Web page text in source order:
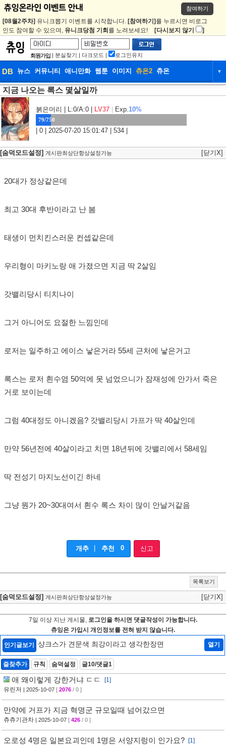
참여하기
[08월2주차] 유니크뽑기 이벤트를 시작합니다. [참여하기] 를 누르시면 비로그
인도 참여할 수 있으며, 유니크당첨 기회 를 노려보세요! [다시보지 않기 ]
회원가입 | 분실찾기 | 다크모드 | 로그인유지
DB 뉴스 커뮤니티 애니만화 웹툰 이미지 츄온2 츄온 ▼
DB 뉴스
웹툰 이미지 츄온2
지금 나오는 록스 몇살일까
붉은머리 | L:0/A:0 | LV37 Exp.10%
79/750
| 0 | 2025-07-20 15:01:47 | 534 |
[숨덕모드설정] 게시판최상단항상설정가능 [닫기X]
20대가 정상같은데
최고 30대 후반이라고 난 봄
태생이 먼치킨스러운 컨셉같은데
우리형이 마키노랑 애 가졌으면 지금 딱 2살임
갓밸리당시 티치나이
그거 아니어도 요절한 느낌인데
로저는 일주하고 에이스 낳은거라 55세 근처에 낳은거고
록스는 로저 흰수염 50억에 못 넘었으니가 잠재성에 안가서 죽은
거로 보이는데
그럼 40대정도 아니겠음? 갓밸리당시 가프가 딱 40살인데
만약 56년전에 40살이라고 치면 18년뒤에 갓밸리에서 58세임
딱 전성기 마지노선이긴 하네
그냥 뭔가 20~30대여서 흰수 록스 차이 많이 안날거같음
개추 추천 0 신고
목록보기
[숨덕모드설정] 게시판최상단항상설정가능 [닫기X]
7일 이상 지난 게시물, 로그인을 하시면 댓글작성이 가능합니다.
츄잉은 가입시 개인정보를 전혀 받지 않습니다.
인기글보기 샹크스가 견문색 최강이라고 생각한장면 열기
즐찾추가 규칙 숨덕설정 글10/댓글1
애 왜이렇게 강한거냐 ㄷㄷ
[1]
유린저 | 2025-10-07 [ 2076 / 0 ]
만약에 거프가 지금 혁명군 규모일때 넘어갔으면
츄츄기관차 | 2025-10-07 [ 426 / 0 ]
오로성 4명은 일본요괴인데 1명은 서양지렁이 인가요?
[1]